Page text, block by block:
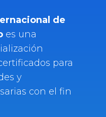
de
es una
para
y
con el fin